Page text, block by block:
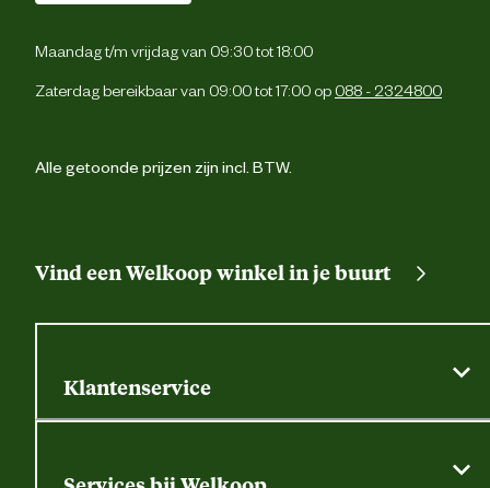
Maandag t/m vrijdag van 09:30 tot 18:00
Zaterdag bereikbaar van 09:00 tot 17:00 op 088 - 2324800
Alle getoonde prijzen zijn incl. BTW.
Vind een Welkoop winkel in je buurt
Klantenservice